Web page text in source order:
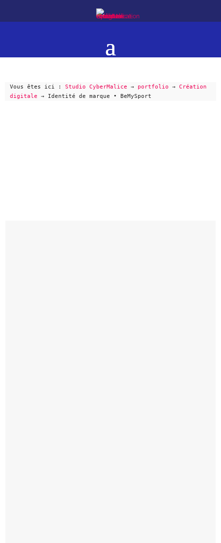
Vous êtes ici : Studio CyberMalice → portfolio → Création
digitale → Identité de marque • BeMySport